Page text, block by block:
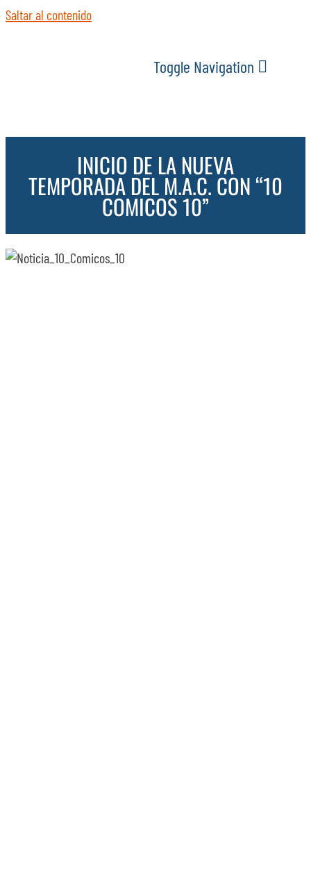
Saltar al contenido
Toggle Navigation
ACTUALIDAD
SERVICIOS
INICIO DE LA NUEVA
TEMPORADA DEL M.A.C. CON “10
COMICOS 10”